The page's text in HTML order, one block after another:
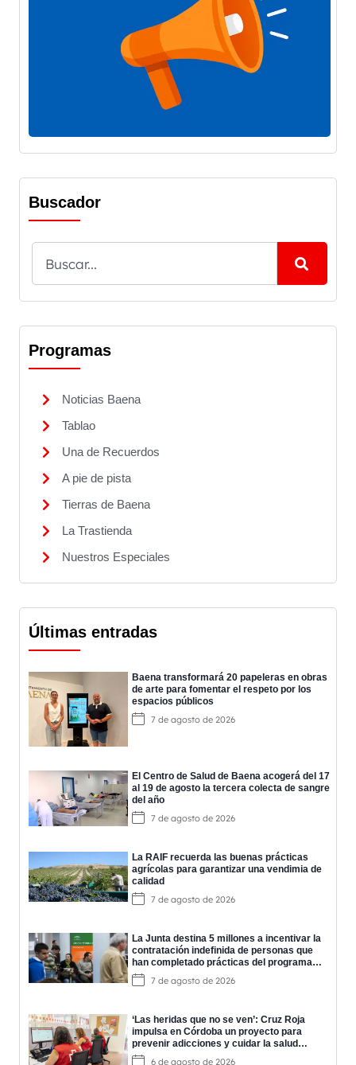
Buscador
Programas
Noticias Baena
Tablao
Una de Recuerdos
A pie de pista
Tierras de Baena
La Trastienda
Nuestros Especiales
Últimas entradas
Baena transformará 20 papeleras en obras
de arte para fomentar el respeto por los
espacios públicos
7 de agosto de 2026
El Centro de Salud de Baena acogerá del 17
al 19 de agosto la tercera colecta de sangre
del año
7 de agosto de 2026
La RAIF recuerda las buenas prácticas
agrícolas para garantizar una vendimia de
calidad
7 de agosto de 2026
La Junta destina 5 millones a incentivar la
contratación indefinida de personas que
han completado prácticas del programa
EPES
7 de agosto de 2026
‘Las heridas que no se ven’: Cruz Roja
impulsa en Córdoba un proyecto para
prevenir adicciones y cuidar la salud
mental
6 de agosto de 2026